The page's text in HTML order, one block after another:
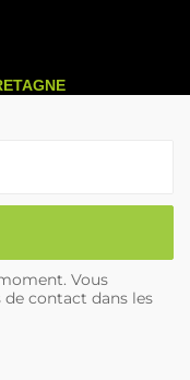
Vous
contact dans les